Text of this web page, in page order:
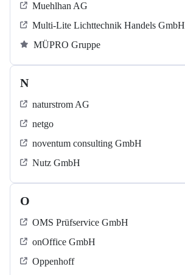
Muehlhan AG
Multi-Lite Lichttechnik Handels GmbH
MÜPRO Gruppe
N
naturstrom AG
netgo
noventum consulting GmbH
Nutz GmbH
O
OMS Prüfservice GmbH
onOffice GmbH
Oppenhoff